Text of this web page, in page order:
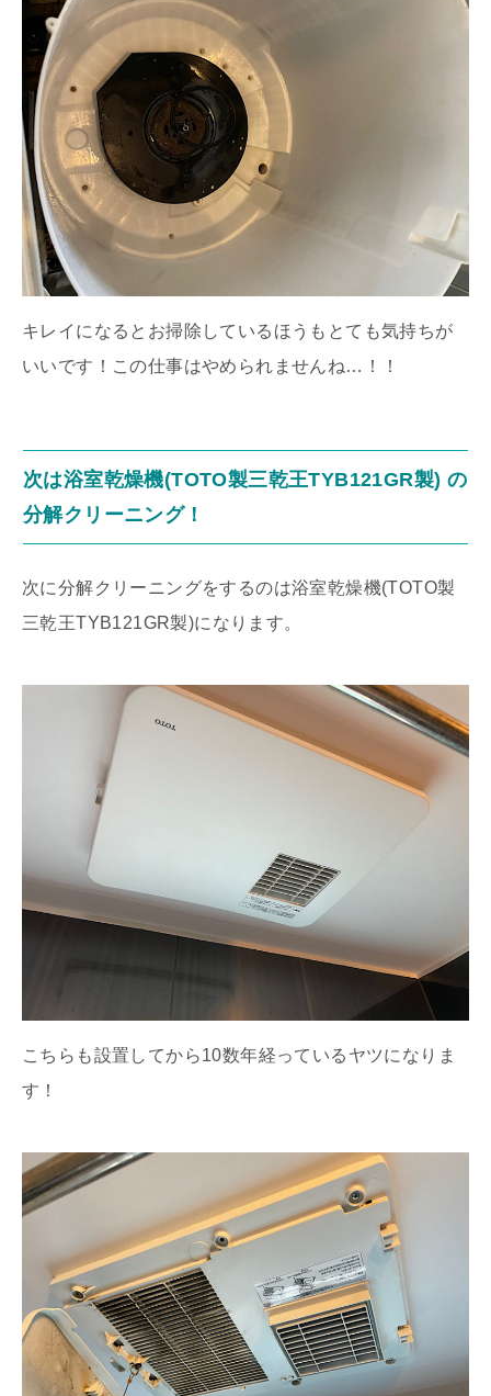
キレイになるとお掃除しているほうもとても気持ちが
いいです！この仕事はやめられませんね…！！
次は浴室乾燥機(TOTO製三乾王TYB121GR製) の
分解クリーニング！
次に分解クリーニングをするのは浴室乾燥機(TOTO製
三乾王TYB121GR製)になります。
こちらも設置してから10数年経っているヤツになりま
す！